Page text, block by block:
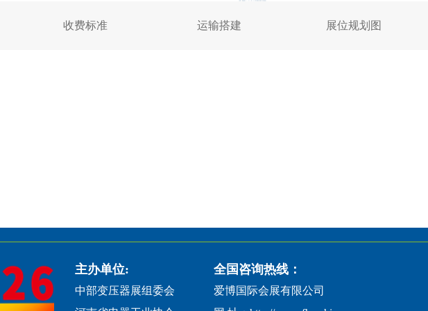
收费标准 运输搭建 展位规划图
主办单位:
中部变压器展组委会
全国咨询热线：
爱博国际会展有限公司